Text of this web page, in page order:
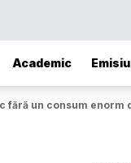
Academic
fără un consum enorm